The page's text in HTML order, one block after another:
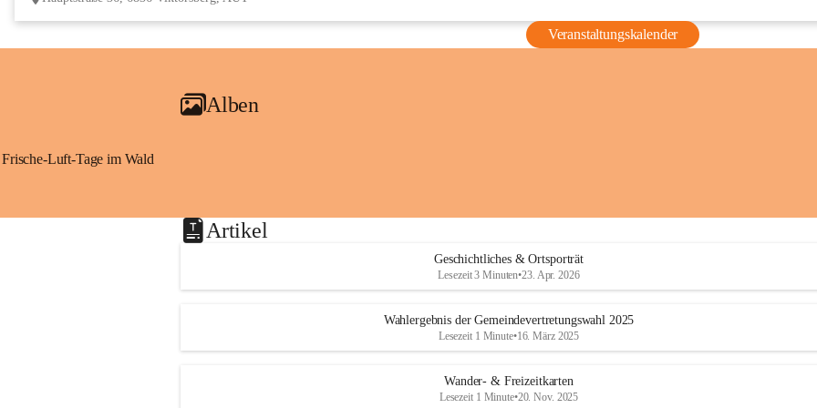
Veranstaltungskalender
Alben
Frische-Luft-Tage im Wald
Artikel
Geschichtliches & Ortsporträt
Lesezeit 3 Minuten•23. Apr. 2026
Wahlergebnis der Gemeindevertretungswahl 2025
Lesezeit 1 Minute•16. März 2025
Wander- & Freizeitkarten
Lesezeit 1 Minute•20. Nov. 2025